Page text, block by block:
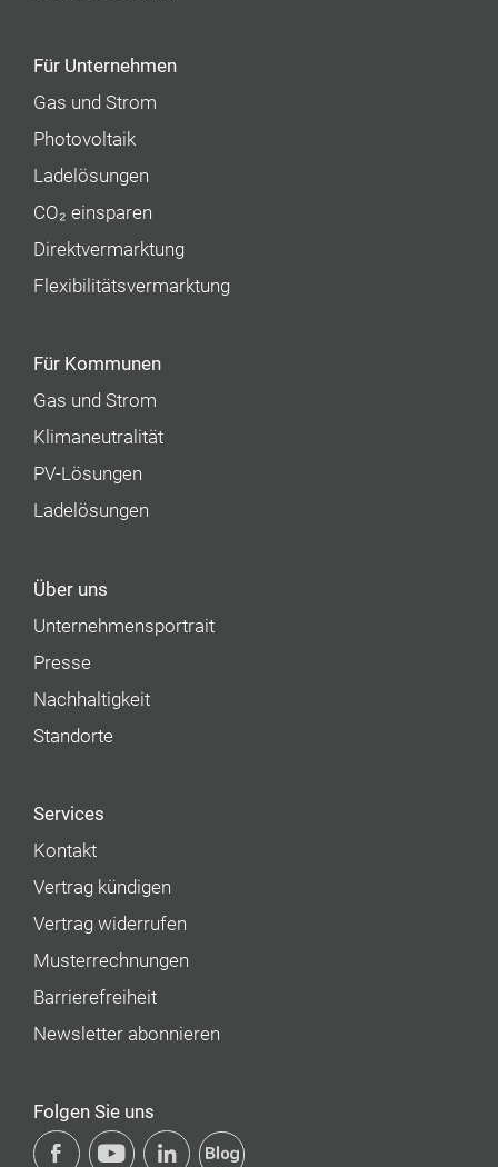
Für Unternehmen
Gas und Strom
Photovoltaik
Ladelösungen
CO₂ einsparen
Direktvermarktung
Flexibilitätsvermarktung
Für Kommunen
Gas und Strom
Klimaneutralität
PV-Lösungen
Ladelösungen
Über uns
Unternehmens­portrait
Presse
Nachhaltigkeit
Standorte
Services
Kontakt
Vertrag kündigen
Vertrag widerrufen
Musterrechnungen
Barrierefreiheit
Newsletter abonnieren
Folgen Sie uns